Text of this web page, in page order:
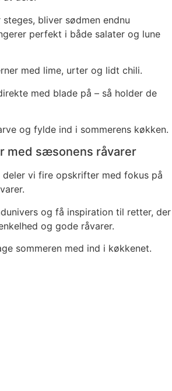
bliver sødmen endnu
perfekt i både salater og lune
med lime, urter og lidt chili.
med blade på – så holder de
og fylde ind i sommerens køkken.
med sæsonens råvarer
deler vi fire opskrifter med fokus på
og få inspiration til retter, der
og gode råvarer.
sommeren med ind i køkkenet.